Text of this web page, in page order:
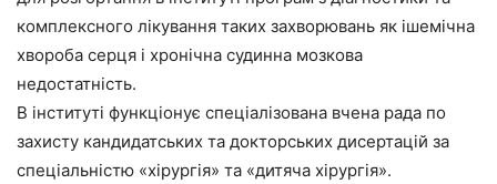
комплексного лікування таких захворювань як ішемічна
хвороба серця і хронічна судинна мозкова
недостатність.
В інституті функціонує спеціалізована вчена рада по
захисту кандидатських та докторських дисертацій за
спеціальністю «хірургія» та «дитяча хірургія».